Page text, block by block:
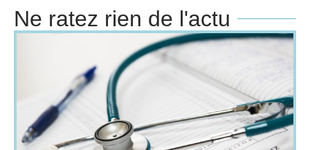
Ne ratez rien de l'actu